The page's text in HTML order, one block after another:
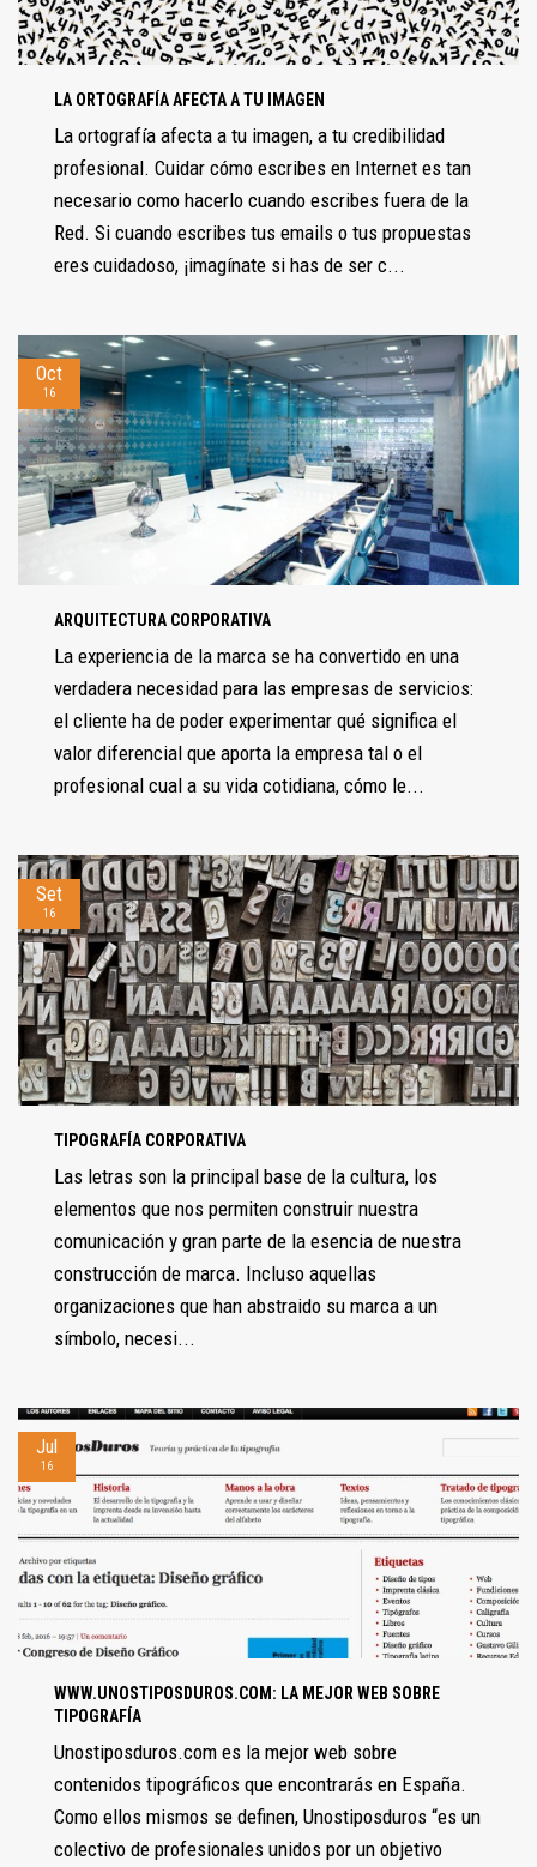
LA ORTOGRAFÍA AFECTA A TU IMAGEN
La ortografía afecta a tu imagen, a tu credibilidad
profesional. Cuidar cómo escribes en Internet es tan
necesario como hacerlo cuando escribes fuera de la
Red. Si cuando escribes tus emails o tus propuestas
eres cuidadoso, ¡imagínate si has de ser c...
Oct
16
ARQUITECTURA CORPORATIVA
La experiencia de la marca se ha convertido en una
verdadera necesidad para las empresas de servicios:
el cliente ha de poder experimentar qué significa el
valor diferencial que aporta la empresa tal o el
profesional cual a su vida cotidiana, cómo le...
Set
16
TIPOGRAFÍA CORPORATIVA
Las letras son la principal base de la cultura, los
elementos que nos permiten construir nuestra
comunicación y gran parte de la esencia de nuestra
construcción de marca. Incluso aquellas
organizaciones que han abstraido su marca a un
símbolo, necesi...
Jul
16
WWW.UNOSTIPOSDUROS.COM: LA MEJOR WEB SOBRE
TIPOGRAFÍA
Unostiposduros.com es la mejor web sobre
contenidos tipográficos que encontrarás en España.
Como ellos mismos se definen, Unostiposduros “es un
colectivo de profesionales unidos por un objetivo